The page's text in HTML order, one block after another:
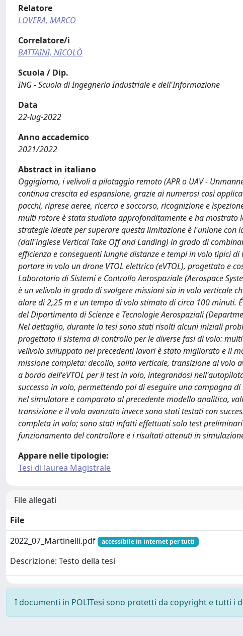
Relatore
LOVERA, MARCO
Correlatore/i
BATTAINI, NICOLÒ
Scuola / Dip.
ING - Scuola di Ingegneria Industriale e dell'Informazione
Data
22-lug-2022
Anno accademico
2021/2022
Abstract in italiano
Oggigiorno, i velivoli a pilotaggio remoto (APR o UAV -
continua crescita ed espansione, grazie ai numerosi casi
pacchi, riprese aeree, ricerca e soccorso, ricognizione e
multi rotore è stata studiata approfonditamente e ha
strategie ideate per superare questa limitazione è l'unione con
(dall'inglese Vertical Take Off and Landing) in grado di
efficienza e conseguenti lunghe distanze e tempi in volo tipici
portare in volo un drone VTOL elettrico (eVTOL), progettato e
Laboratorio di Sistemi e Controllo Aerospaziale (Aerospace
è un velivolo in grado di svolgere missioni sia in volo verticale
alare di 2,25 m e un tempo di volo stimato di circa 100 minuti.
del Dipartimento di Scienze e Tecnologie Aerospaziali
Nel dettaglio, durante la tesi sono stati risolti alcuni iniziali
progettato il sistema di controllo per le diverse fasi di volo:
velivolo sviluppato nei precedenti lavori è stato migliorato e il
missione completa: decollo, salita verticale, transizione al
a bordo dell'eVTOL per il test in volo, integrandosi
successo in volo, permettendo poi di eseguire una campagna
nel simulatore e comparato al precedente modello analitico,
transizione e il volo avanzato invece sono stati testati con
completa in volo; sono stati infatti effettuati solo test
funzionamento del controllore e i risultati ottenuti in
Appare nelle tipologie:
Tesi di laurea Magistrale
File allegati
File
2022_07_Martinelli.pdf
accessibile in internet per tutti
Descrizione: Testo della tesi
I documenti in POLITesi sono protetti da copyright e tutti i